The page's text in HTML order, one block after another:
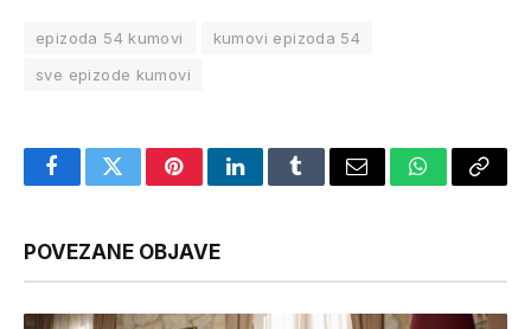
epizoda 54 kumovi
kumovi epizoda 54
sve epizode kumovi
FacebookTwitterPinterestLinkedInTumblrEmail WhatsApp
Copy
POVEZANE OBJAVE